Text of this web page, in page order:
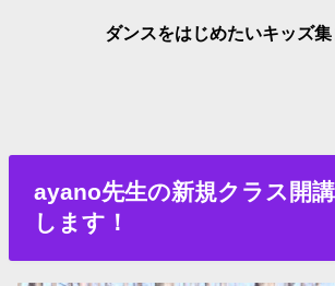
ダンスをはじめたいキッズ集
ayano先生の新規クラス開
します！